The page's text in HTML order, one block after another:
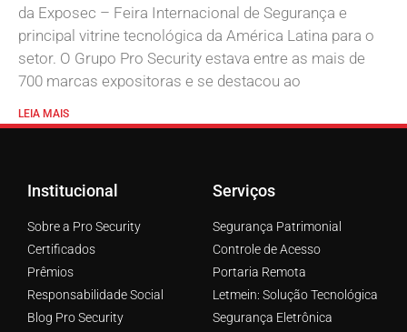
da Exposec – Feira Internacional de Segurança e
principal vitrine tecnológica da América Latina para o
setor. O Grupo Pro Security estava entre as mais de
700 marcas expositoras e se destacou ao
LEIA MAIS
Institucional
Sobre a Pro Security
Certificados
Prêmios
Responsabilidade Social
Blog Pro Security
Serviços
Segurança Patrimonial
Controle de Acesso
Portaria Remota
Letmein: Solução Tecnológica
Segurança Eletrônica